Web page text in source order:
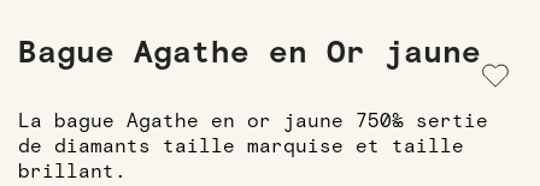
Bague Agathe en Or jaune
La bague Agathe en or jaune 750‰ sertie
de diamants taille marquise et taille
brillant.